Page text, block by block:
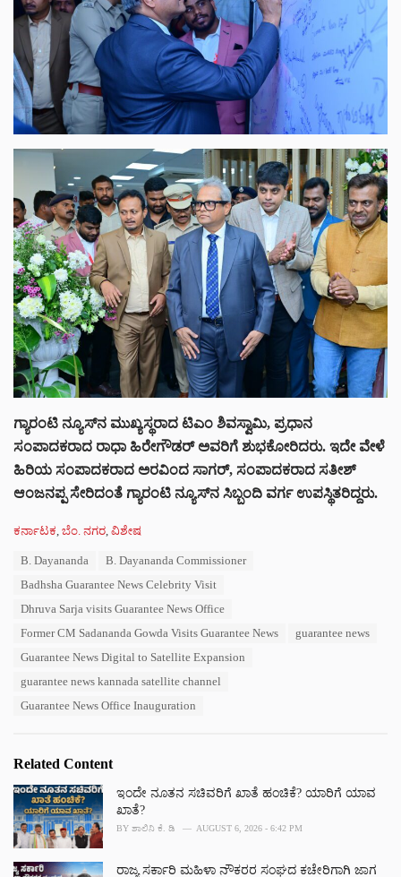
ಗ್ಯಾರಂಟಿ ನ್ಯೂಸ್‌ನ ಮುಖ್ಯಸ್ಥರಾದ ಟಿಎಂ ಶಿವಸ್ವಾಮಿ, ಪ್ರಧಾನ
ಸಂಪಾದಕರಾದ ರಾಧಾ ಹಿರೇಗೌಡರ್ ಅವರಿಗೆ ಶುಭಕೋರಿದರು. ಇದೇ ವೇಳೆ
ಹಿರಿಯ ಸಂಪಾದಕರಾದ ಅರವಿಂದ ಸಾಗರ್, ಸಂಪಾದಕರಾದ ಸತೀಶ್
ಆಂಜನಪ್ಪ ಸೇರಿದಂತೆ ಗ್ಯಾರಂಟಿ ನ್ಯೂಸ್‌ನ ಸಿಬ್ಬಂದಿ ವರ್ಗ ಉಪಸ್ಥಿತರಿದ್ದರು.
C
ಕರ್ನಾಟಕ ಬೆಂ. ನಗರ ವಿಶೇಷ
B. Dayananda
B. Dayananda Commissioner
Badhsha Guarantee News Celebrity Visit
Dhruva Sarja visits Guarantee News Office
Former CM Sadananda Gowda Visits Guarantee News
guarantee news
Guarantee News Digital to Satellite Expansion
guarantee news kannada satellite channel
Guarantee News Office Inauguration
Related Content
ಇಂದೇ ನೂತನ ಸಚಿವರಿಗೆ ಖಾತೆ ಹಂಚಿಕೆ? ಯಾರಿಗೆ ಯಾವ
ಖಾತೆ?
BY ಶಾಲಿನಿ ಕೆ. ಡಿ AUGUST 6, 2026 - 6:42 PM
ರಾಜ್ಯ ಸರ್ಕಾರಿ ಮಹಿಳಾ ನೌಕರರ ಸಂಘದ ಕಚೇರಿಗಾಗಿ ಜಾಗ